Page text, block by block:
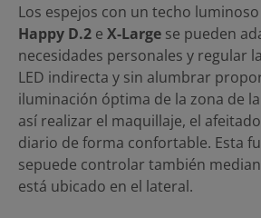
Los espejos con un techo
Happy D.2 e X-Large se pueden
necesidades personales y regular
LED indirecta y sin alumbrar
iluminación óptima de la zona de
así realizar el maquillaje, el
diario de forma confortable. Esta
sepuede controlar también
está ubicado en el lateral.